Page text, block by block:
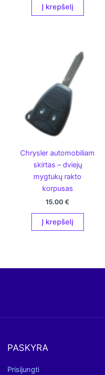
Į krepšelį
Chrysler automobiliam
skirtas – dviejų
mygtukų rakto
korpusas
15.00€
Į krepšelį
PASKYRA
Prisijungti